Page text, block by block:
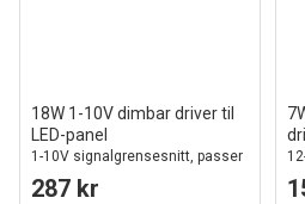
18W 1-10V dimbar driver til
LED-panel
1-10V signalgrensesnitt, passer
til våre 18W LED-paneler
287 kr